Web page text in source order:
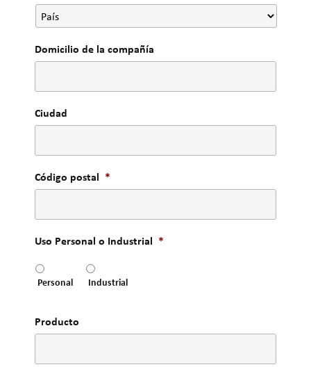
Domicilio de la compañía
Ciudad
Código postal *
Uso Personal o Industrial *
Personal Industrial
Producto